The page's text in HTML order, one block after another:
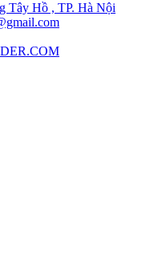
Tây Hồ , TP. Hà Nội